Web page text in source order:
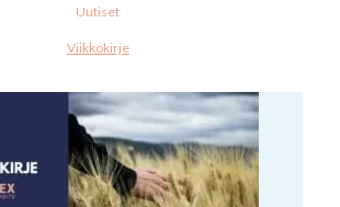
Uutiset
Viikkokirje